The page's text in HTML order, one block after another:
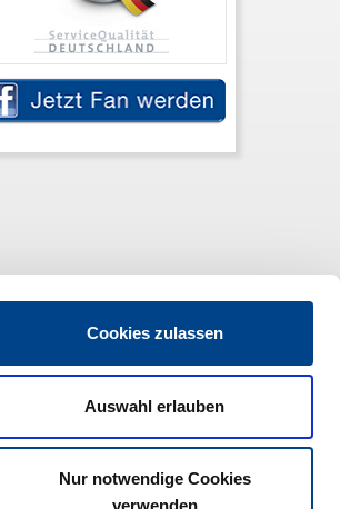
Cookies zulassen
Auswahl erlauben
Nur notwendige Cookies
verwenden